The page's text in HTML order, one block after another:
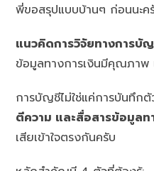
พี่ขอสรุปแบบบ้านๆ ก่อนนะค
แนวคิดการวิจัยทางการบั
ข้อมูลทางการเงินมีคุณภาพ
การบัญชีไม่ใช่แค่การบันทึก
ตีความ และสื่อสารข้อมูลท
เสียเข้าใจตรงกันครับ